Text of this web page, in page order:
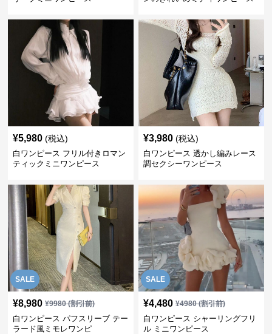
¥5,980 (税込)
白ワンピース フリル付きロマン
ティックミニワンピース
¥3,980 (税込)
白ワンピース 透かし編みレース
調セクシーワンピース
SALE
¥8,980 ¥9980(割引前)
白ワンピース パフスリーブ テー
ラード風ミモレワンピ
SALE
¥4,480 ¥4980(割引前)
白ワンピース シャーリングフリ
ル ミニワンピース